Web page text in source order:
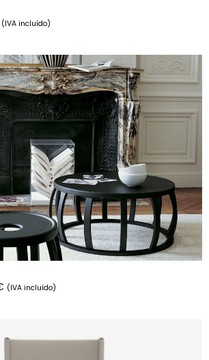
(IVA incluído)
(IVA incluído)